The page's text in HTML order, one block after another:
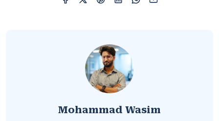
Mohammad Wasim